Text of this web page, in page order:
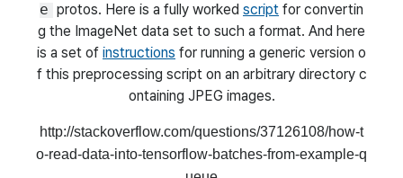
e protos. Here is a fully worked script for convertin
g the ImageNet data set to such a format. And here
is a set of instructions for running a generic version o
f this preprocessing script on an arbitrary directory c
ontaining JPEG images.
http://stackoverflow.com/questions/37126108/how-t
o-read-data-into-tensorflow-batches-from-example-q